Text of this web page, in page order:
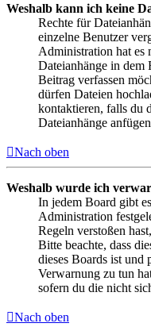
Weshalb kann ich keine
Rechte für
einzelne Benutzer
Administration hat es
Dateianhänge in dem
Beitrag verfassen
dürfen Dateien
kontaktieren, falls du
Dateianhänge
Nach oben
Weshalb wurde ich
In jedem Board gibt
Administration
Regeln verstoßen
Bitte beachte, dass
dieses Boards ist
Verwarnung zu tun
sofern du die nicht
Nach oben